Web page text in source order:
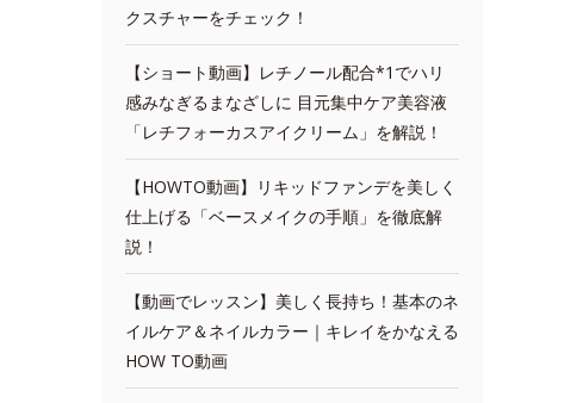
クスチャーをチェック！
【ショート動画】レチノール配合*1でハリ
感みなぎるまなざしに 目元集中ケア美容液
「レチフォーカスアイクリーム」を解説！
【HOWTO動画】リキッドファンデを美しく
仕上げる「ベースメイクの手順」を徹底解
説！
【動画でレッスン】美しく長持ち！基本のネ
イルケア＆ネイルカラー｜キレイをかなえる
HOW TO動画